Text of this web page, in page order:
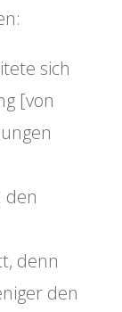
sich
[von
den
denn
den